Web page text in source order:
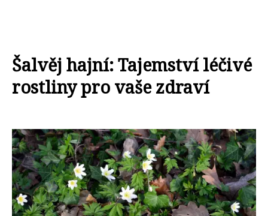
Šalvěj hajní: Tajemství léčivé
rostliny pro vaše zdraví